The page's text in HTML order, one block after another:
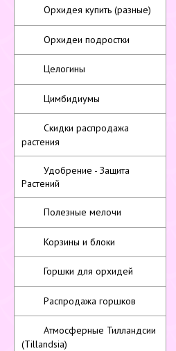
Орхидея купить (разные)
Орхидеи подростки
Целогины
Цимбидиумы
Скидки распродажа
растения
Удобрение - Защита
Растений
Полезные мелочи
Корзины и блоки
Горшки для орхидей
Распродажа горшков
Атмосферные Тилландсии
(Tillandsia)